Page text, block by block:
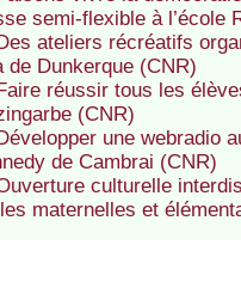
semi-flexible à l’école
ateliers récréatifs
de Dunkerque (CNR)
réussir tous les
(CNR)
une webradio
de Cambrai (CNR)
culturelle
maternelles et